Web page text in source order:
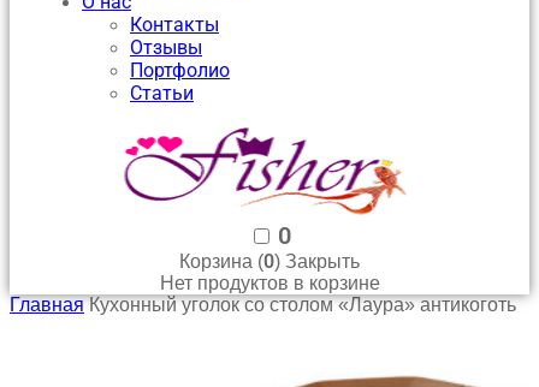
Контакты
Отзывы
Портфолио
Статьи
0
Корзина (0) Закрыть
Нет продуктов в корзине
Главная Кухонный уголок со столом «Лаура» антикоготь